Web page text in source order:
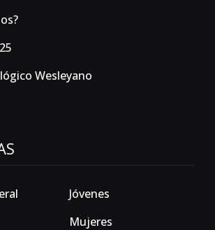
Wesleyano
Jóvenes
Mujeres